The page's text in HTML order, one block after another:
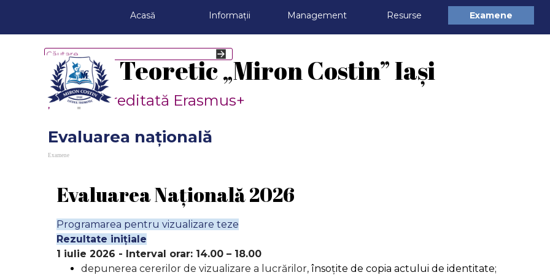
Omite meniul
Acasă Informații ▼
Management ▼
Resurse ▼
Examene
Liceul Teoretic „Miron Costin” Iași
Școală acreditată Erasmus+
Evaluarea națională
Examene
Evaluarea Națională 2026
Programarea pentru vizualizare teze
Rezultate inițiale
1 iulie 2026 - Interval orar: 14.00 – 18.00
depunerea cererilor de vizualizare a lucrărilor,însoțite de copia actului de identitate;